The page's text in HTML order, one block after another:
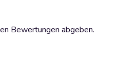
Bewertungen abgeben.